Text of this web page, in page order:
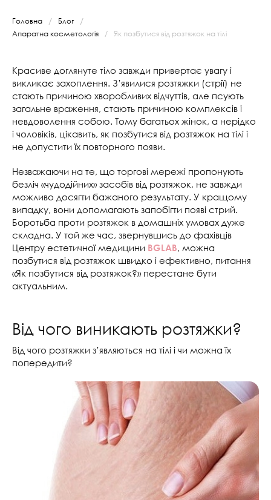
Головна / Блог /
Апаратна косметологія / Як позбутися від розтяжок на тілі
Красиве доглянуте тіло завжди привертає увагу і
викликає захоплення. З’явилися розтяжки (стрії) не
стають причиною хворобливих відчуттів, але псують
загальне враження, стають причиною комплексів і
невдоволення собою. Тому багатьох жінок, а нерідко
і чоловіків, цікавить, як позбутися від розтяжок на тілі і
не допустити їх повторного появи.
Незважаючи на те, що торгові мережі пропонують
безліч «чудодійних» засобів від розтяжок, не завжди
можливо досягти бажаного результату. У кращому
випадку, вони допомагають запобігти появі стрий.
Боротьба проти розтяжок в домашніх умовах дуже
складна. У той же час, звернувшись до фахівців
Центру естетичної медицини BGLAB, можна
позбутися від розтяжок швидко і ефективно, питання
«Як позбутися від розтяжок?» перестане бути
актуальним.
Від чого виникають розтяжки?
Від чого розтяжки з’являються на тілі і чи можна їх
попередити?